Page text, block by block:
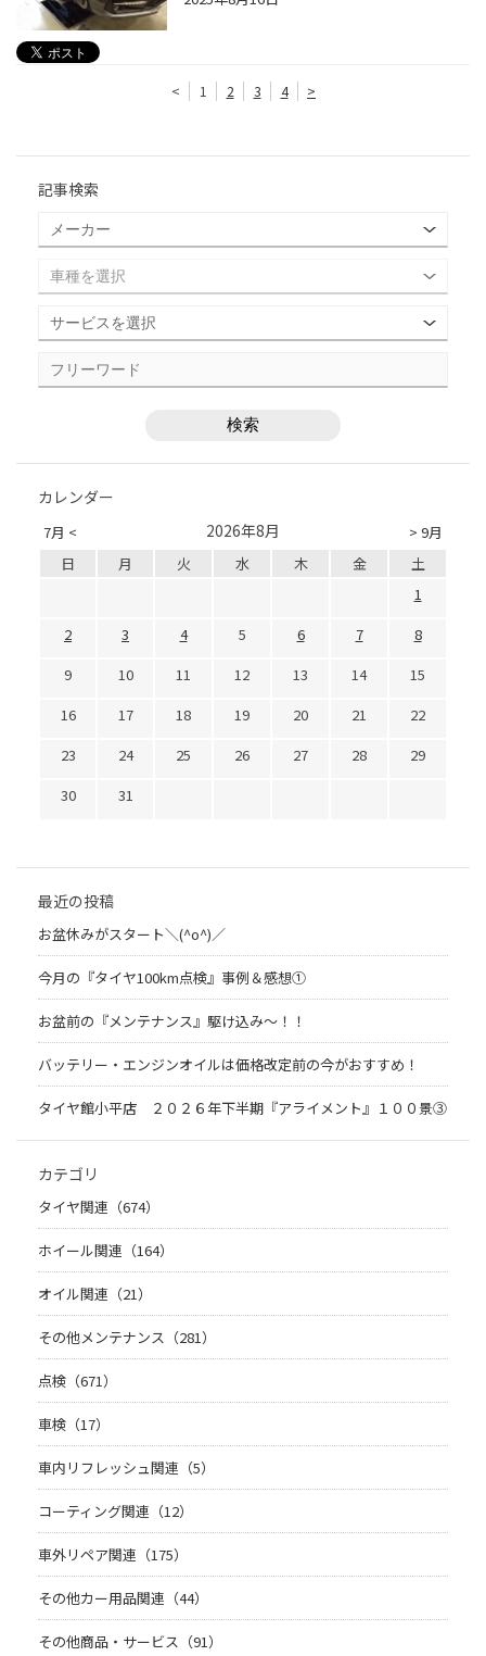
< 1 2 3 4 >
記事検索
カレンダー
7月 < > 9月
2026年8月
日 月 火 水 木 金
土
1
2
3 4 5 6 7
8
9
10 11 12 13 14
15
16
17 18 19 20 21
22
23
24 25 26 27 28
29
30
31
最近の投稿
お盆休みがスタート＼(^o^)／
今月の『タイヤ100km点検』事例＆感想①
お盆前の『メンテナンス』駆け込み～！！
バッテリー・エンジンオイルは価格改定前の今がおすすめ！
タイヤ館小平店 ２０２６年下半期『アライメント』１００景③
カテゴリ
タイヤ関連（674）
ホイール関連（164）
オイル関連（21）
その他メンテナンス（281）
点検（671）
車検（17）
車内リフレッシュ関連（5）
コーティング関連（12）
車外リペア関連（175）
その他カー用品関連（44）
その他商品・サービス（91）